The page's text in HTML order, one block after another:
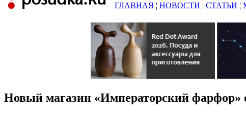
ГЛАВНАЯ ¦ НОВОСТИ ¦ СТАТЬИ ¦
Новый магазин «Императорский фарфор»